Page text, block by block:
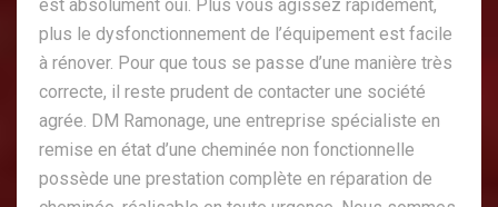
est absolument oui. Plus vous agissez rapidement,
plus le dysfonctionnement de l’équipement est facile
à rénover. Pour que tous se passe d’une manière très
correcte, il reste prudent de contacter une société
agrée. DM Ramonage, une entreprise spécialiste en
remise en état d’une cheminée non fonctionnelle
possède une prestation complète en réparation de